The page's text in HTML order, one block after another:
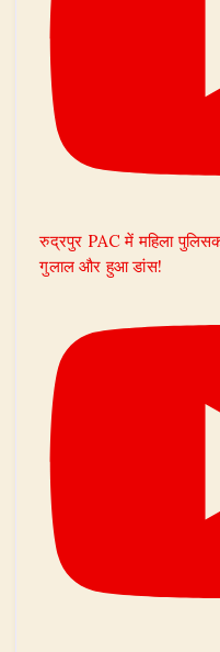
रुद्रपुर PAC में महिला
गुलाल और हुआ डांस!